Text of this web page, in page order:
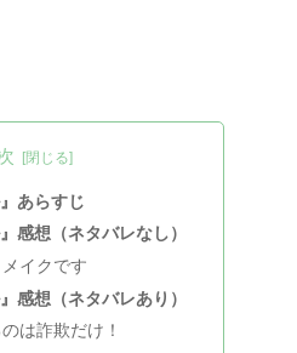
あらすじ
感想（ネタバレなし）
イクです
感想（ネタバレあり）
は詐欺だけ！